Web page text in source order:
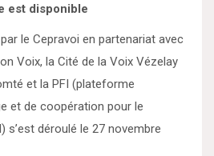
est disponible
le Cepravoi en partenariat avec
Voix, la Cité de la Voix Vézelay
et la PFI (plateforme
et de coopération pour le
s’est déroulé le 27 novembre